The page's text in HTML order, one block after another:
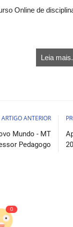
Online de
Leia
ARTIGO ANTERIOR
Mundo - MT
Pedagogo
0
07 de Agosto de
em instrumentação